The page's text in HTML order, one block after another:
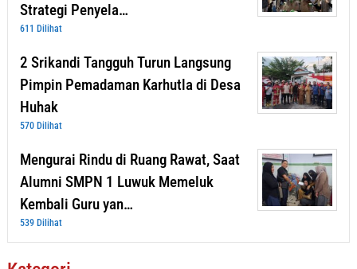
Strategi Penyela…
611 Dilihat
2 Srikandi Tangguh Turun Langsung
Pimpin Pemadaman Karhutla di Desa
Huhak
570 Dilihat
Mengurai Rindu di Ruang Rawat, Saat
Alumni SMPN 1 Luwuk Memeluk
Kembali Guru yan…
539 Dilihat